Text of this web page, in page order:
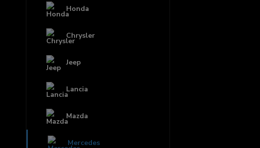
Honda
Chrysler
Jeep
Lancia
Mazda
Mercedes